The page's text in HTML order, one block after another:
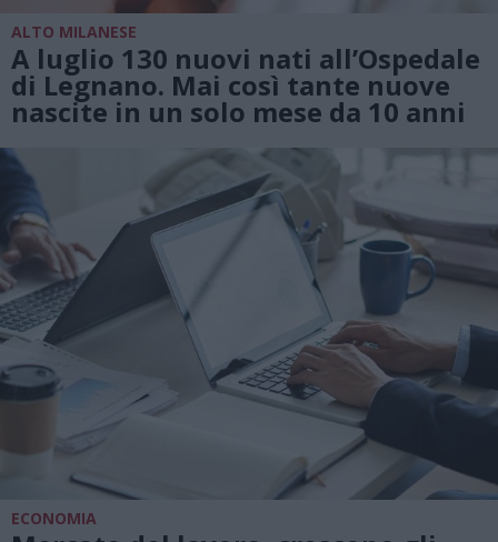
ALTO MILANESE
A luglio 130 nuovi nati all’Ospedale
di Legnano. Mai così tante nuove
nascite in un solo mese da 10 anni
ECONOMIA